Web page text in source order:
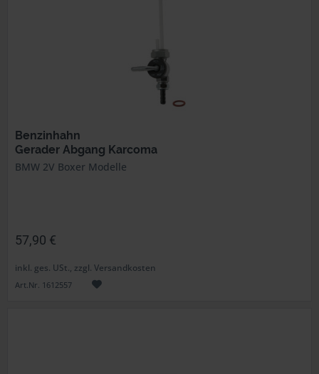
Benzinhahn
Gerader Abgang Karcoma
BMW 2V Boxer Modelle
57,90 €
inkl. ges. USt., zzgl. Versandkosten
Art.Nr. 1612557